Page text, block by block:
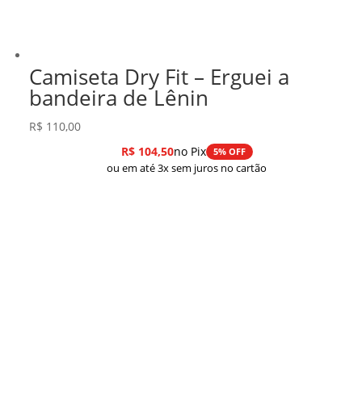
Camiseta Dry Fit – Erguei a
bandeira de Lênin
R$ 110,00
R$104,50no Pix 5% OFF
ou em até 3x sem juros no cartão